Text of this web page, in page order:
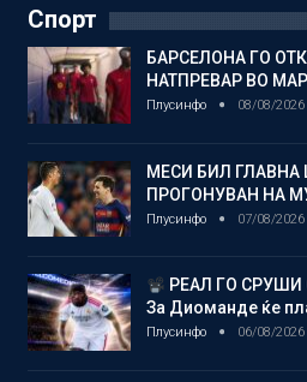
Спорт
БАРСЕЛОНА ГО
НАТПРЕВАР ВО
Плусинфо 08/08/2026
МЕСИ БИЛ
ПРОГОНУВАН НА
Плусинфо 07/08/2026
РЕАЛ ГО
За Диоманде ќе
Плусинфо 06/08/2026